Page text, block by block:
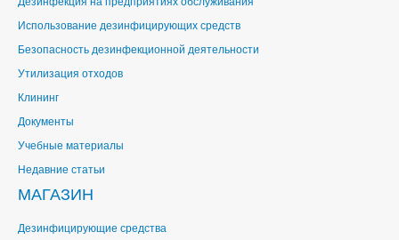
Использование дезинфицирующих средств
Безопасность дезинфекционной деятельности
Утилизация отходов
Клининг
Документы
Учебные материалы
Недавние статьи
МАГАЗИН
Дезинфицирующие средства